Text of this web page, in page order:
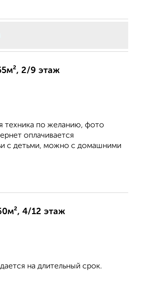
2/9 этаж
техника по желанию, фото
оплачивается
с детьми, можно с домашними
4/12 этаж
на длительный срок.